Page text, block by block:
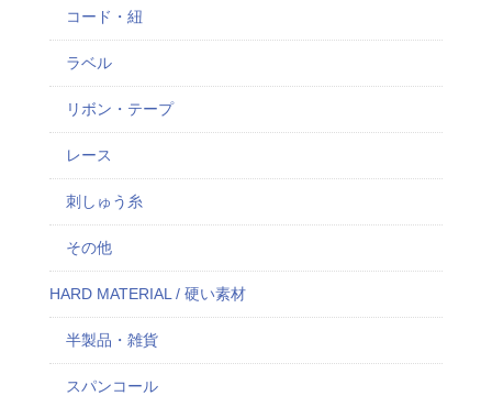
コード・紐
ラベル
リボン・テープ
レース
刺しゅう糸
その他
HARD MATERIAL / 硬い素材
半製品・雑貨
スパンコール